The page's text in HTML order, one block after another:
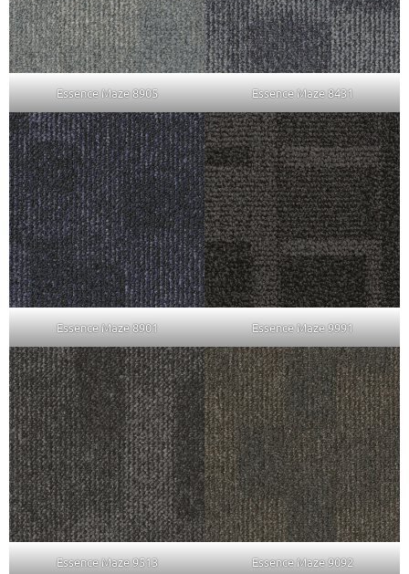
Essence Maze 8905 Essence Maze 8431
Essence Maze 8901 Essence Maze 9991
Essence Maze 9513 Essence Maze 9092